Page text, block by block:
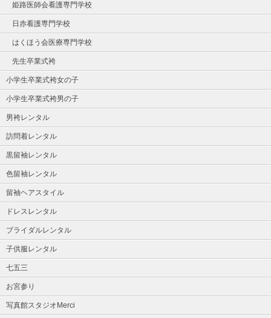
姫路医師会看護専門学校
日赤看護専門学校
はくほう会医療専門学校
先生卒業式袴
小学生卒業式袴女の子
小学生卒業式袴男の子
男袴レンタル
訪問着レンタル
黒留袖レンタル
色留袖レンタル
留袖ヘアスタイル
ドレスレンタル
ブライダルレンタル
子供服レンタル
七五三
お宮参り
写真館スタジオMerci